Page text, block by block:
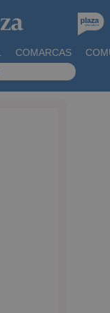
COMARCAS